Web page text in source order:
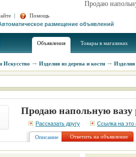
Продаю
|
Помощь
размещение объявлений
Объявления Товары в магазинах
Искусство Изделия из дерева и кости Изделия
Продаю напольную
Рассказать другу Ссылка на это
Описание Ответить на объявление